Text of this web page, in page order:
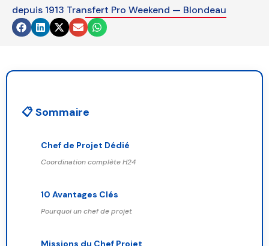
left
blank
depuis 1913 Transfert Pro Weekend — Blondeau
📋 Sommaire
Chef de Projet Dédié
Coordination complète H24
10 Avantages Clés
Pourquoi un chef de projet
Missions du Chef Projet